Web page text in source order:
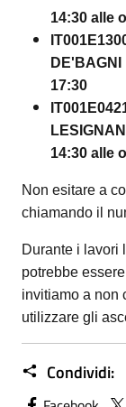
14:30 alle
DE'BAGNI
17:30
14:30 alle
Non esitare a
chiamando il
Durante i lavori
potrebbe
invitiamo a non
utilizzare gli
Condividi: